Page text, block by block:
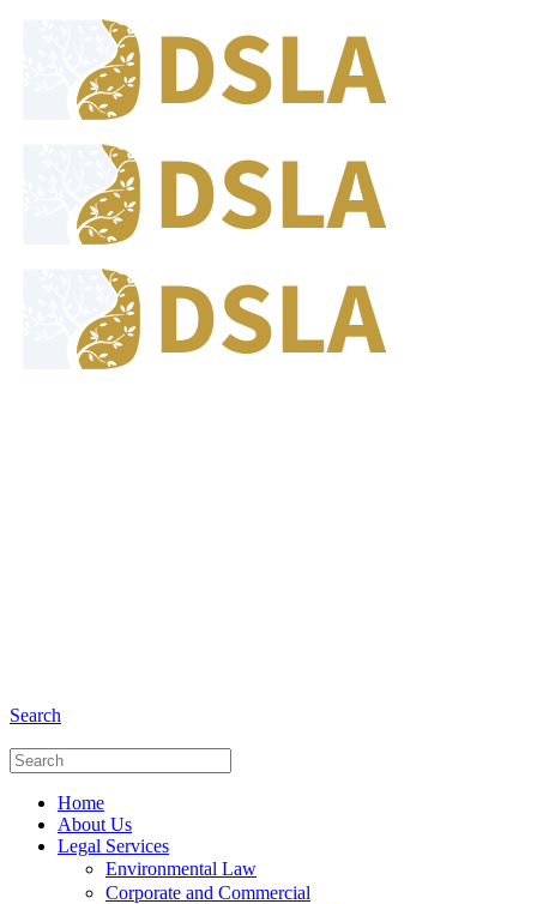
Search
Home
About Us
Legal Services
Environmental Law
Corporate and Commercial